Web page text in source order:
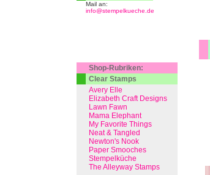
Mail an:
info@stempelkueche.de
Shop-Rubriken:
Clear Stamps
Avery Elle
Elizabeth Craft Designs
Lawn Fawn
Mama Elephant
My Favorite Things
Neat & Tangled
Newton's Nook
Paper Smooches
Stempelküche
The Alleyway Stamps